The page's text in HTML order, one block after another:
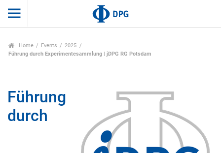
Home Events
2025
Führung durch Experimentesammlung | jDPG RG Potsdam
Führung
durch